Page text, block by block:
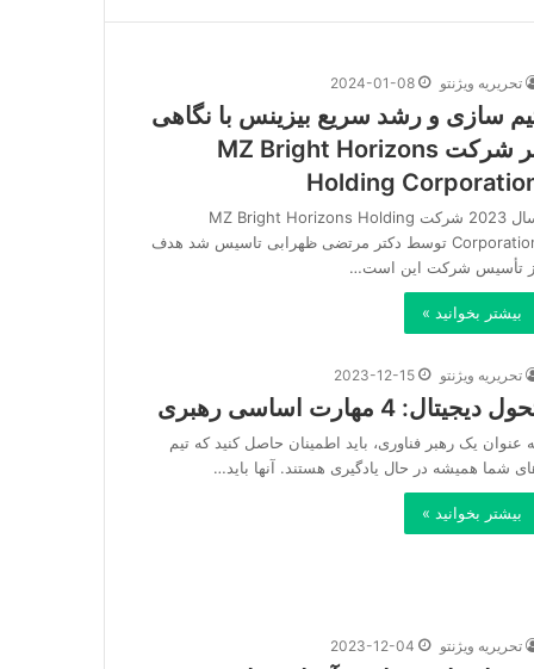
تحریریه ویژنتو 2024-01-08
سازی و رشد سریع بیزینس با نگاهی
بر شرکت MZ Bright Horizons
Holding
سال 2023 شرکت MZ Bright Horizons Holding
Corporation توسط دکتر مرتضی ظهرابی تاسیس شد هدف
تأسیس شرکت این است…
بیشتر بخوانید »
تحریریه ویژنتو 2023-12-15
دیجیتال: 4 مهارت اساسی رهبری
عنوان یک رهبر فناوری، باید اطمینان حاصل کنید که تیم
شما همیشه در حال یادگیری هستند. آنها باید…
بیشتر بخوانید »
تحریریه ویژنتو 2023-12-04